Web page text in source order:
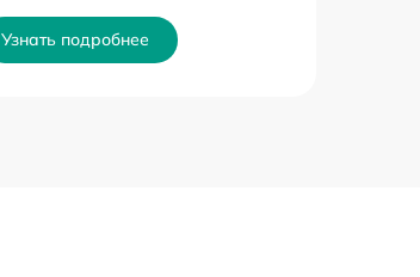
Узнать подробнее